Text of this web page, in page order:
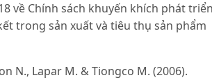
về Chính sách khuyến khích phát
trong sản xuất và tiêu thụ sản phẩm
N., Lapar M. & Tiongco M. (2006).